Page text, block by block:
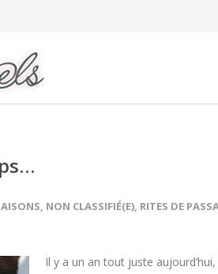
, NON CLASSIFIÉ(E), RITES DE
Il y a un an tout juste